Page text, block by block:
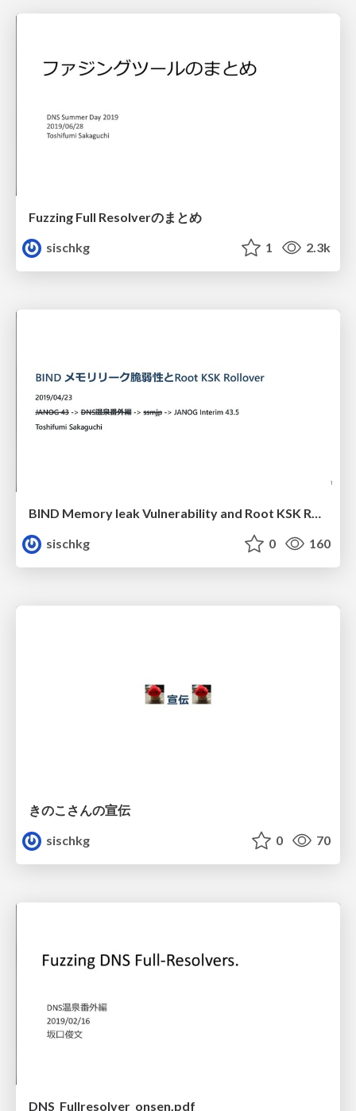
Fuzzing Full Resolverのまとめ
sischkg
1 2.3k
BIND Memory leak Vulnerability and Root KSK Rollover
sischkg
0 160
きのこさんの宣伝
sischkg
0 70
DNS_Fullresolver_onsen.pdf